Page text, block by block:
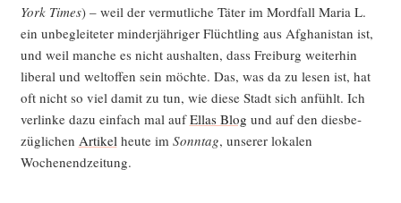
York Times) – weil der ver­mut­li­che Täter im Mord­fall Maria L.
ein unbe­glei­te­ter min­der­jäh­ri­ger Flücht­ling aus Afgha­ni­stan ist,
und weil man­che es nicht aus­hal­ten, dass Frei­burg wei­ter­hin
libe­ral und welt­of­fen sein möch­te. Das, was da zu lesen ist, hat
oft nicht so viel damit zu tun, wie die­se Stadt sich anfühlt. Ich
ver­lin­ke dazu ein­fach mal aufEllas Blog und auf den dies­be­
züg­li­chen Arti­kelheu­te im Sonn­tag, unse­rer loka­len
Wochenendzeitung.